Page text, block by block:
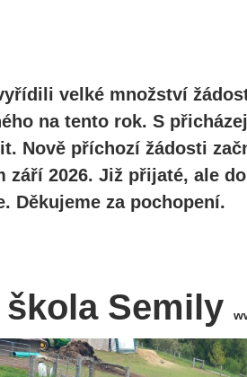
velké množství
na tento rok. S
Nově příchozí žádosti
září 2026. Již přijaté, ale
Děkujeme za pochopení.
Semily